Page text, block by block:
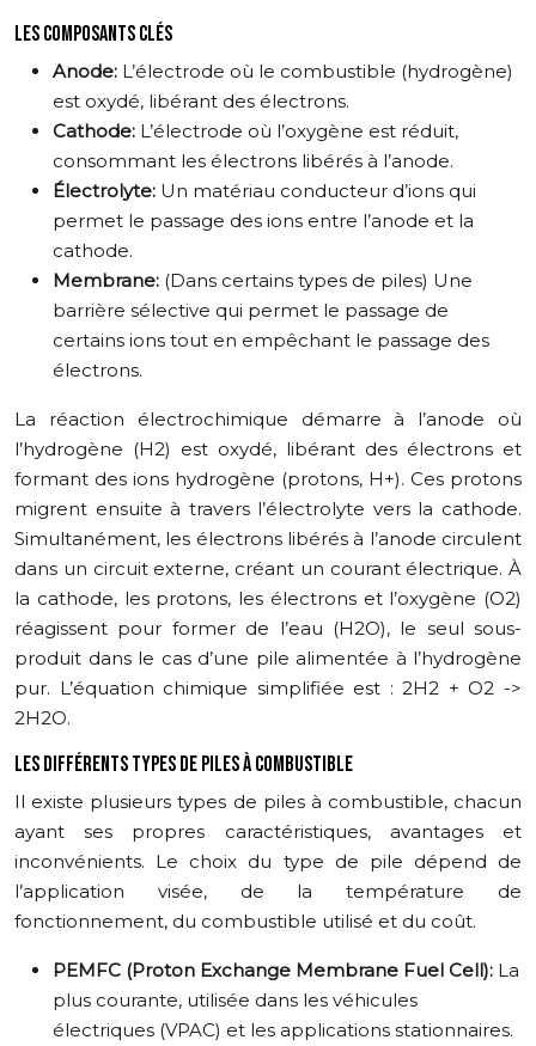
LES COMPOSANTS CLÉS
Anode: L’électrode où le combustible (hydrogène)
est oxydé, libérant des électrons.
Cathode: L’électrode où l’oxygène est réduit,
consommant les électrons libérés à l’anode.
Électrolyte: Un matériau conducteur d’ions qui
permet le passage des ions entre l’anode et la
cathode.
Membrane: (Dans certains types de piles) Une
barrière sélective qui permet le passage de
certains ions tout en empêchant le passage des
électrons.
La réaction électrochimique démarre à l’anode où
l’hydrogène (H2) est oxydé, libérant des électrons et
formant des ions hydrogène (protons, H+). Ces protons
migrent ensuite à travers l’électrolyte vers la cathode.
Simultanément, les électrons libérés à l’anode circulent
dans un circuit externe, créant un courant électrique. À
la cathode, les protons, les électrons et l’oxygène (O2)
réagissent pour former de l’eau (H2O), le seul sous-
produit dans le cas d’une pile alimentée à l’hydrogène
pur. L’équation chimique simplifiée est : 2H2 + O2 ->
2H2O.
LES DIFFÉRENTS TYPES DE PILES À COMBUSTIBLE
Il existe plusieurs types de piles à combustible, chacun
ayant ses propres caractéristiques, avantages et
inconvénients. Le choix du type de pile dépend de
l’application visée, de la température de
fonctionnement, du combustible utilisé et du coût.
PEMFC (Proton Exchange Membrane Fuel Cell): La
plus courante, utilisée dans les véhicules
électriques (VPAC) et les applications stationnaires.